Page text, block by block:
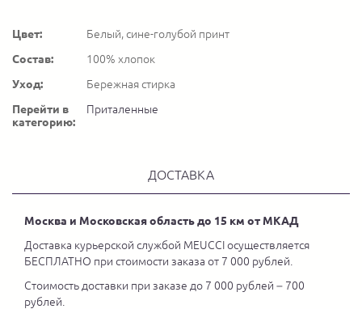
Цвет:
Белый, сине-голубой принт
Состав:
100% хлопок
Уход:
Бережная стирка
Перейти в
категорию:
Приталенные
ДОСТАВКА
Москва и Московская область до 15 км от МКАД
Доставка курьерской службой MEUCCI осуществляется
БЕСПЛАТНО при стоимости заказа от 7 000 рублей.
Стоимость доставки при заказе до 7 000 рублей – 700
рублей.